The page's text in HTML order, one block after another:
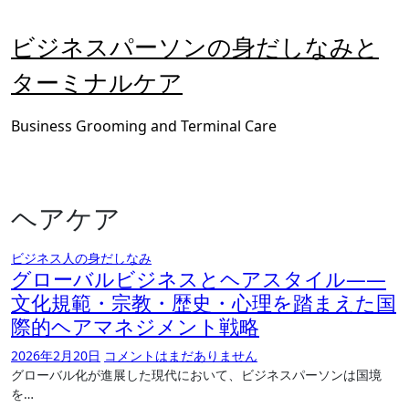
を
キ
ッ
ビジネスパーソンの身だしなみと
ターミナルケア
Business Grooming and Terminal Care
ヘアケア
ビジネス人の身だしなみ
グローバルビジネスとヘアスタイル――
文化規範・宗教・歴史・心理を踏まえた国
際的ヘアマネジメント戦略
2026年2月20日 コメントはまだありません
グローバル化が進展した現代において、ビジネスパーソンは国境
を…